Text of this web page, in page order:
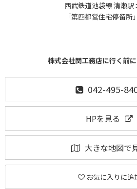
西武鉄道池袋線 清瀬駅
「第四都営住宅停留所
株式会社関工務店に行く前
042-495-
HPを見る
大きな地図で
お気に入りに追